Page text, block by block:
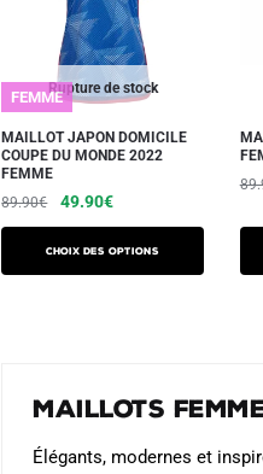
peuvent
choisies
sur
la
page
du
produit
la
du
Rupture de stock
FEMME
MAILLOT JAPON DOMICILE
COUPE DU MONDE 2022
FEMME
89.90€
Le
prix
initial
était :
49.90€Le
prix
actuel
est :
Choix des options
produit
options
peuvent
Maillots
Élégants, modernes et